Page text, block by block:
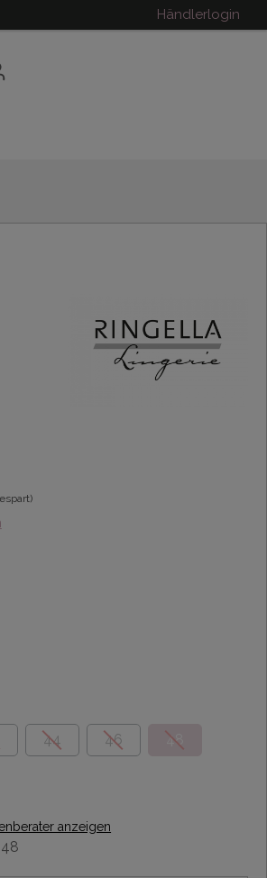
Händlerlogin
44 46 48
anzeigen